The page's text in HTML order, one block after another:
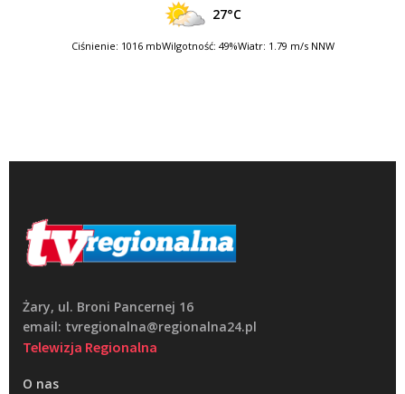
27°C
Ciśnienie: 1016 mbWilgotność: 49%Wiatr: 1.79 m/s NNW
Żary, ul. Broni Pancernej 16
email: tvregionalna@regionalna24.pl
Telewizja Regionalna
O nas